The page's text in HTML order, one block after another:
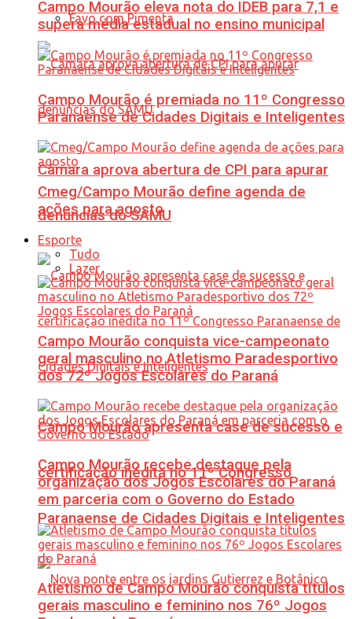
Favo com Pimenta
Câmara aprova abertura de CPI para apurar
denúncias do SAMU
Campo Mourão apresenta case de sucesso e
certificação inédita no 11º Congresso
Paranaense de Cidades Digitais e Inteligentes
Campo Mourão eleva nota do IDEB para 7,1 e
supera média estadual no ensino municipal
Campo Mourão é premiada no 11º Congresso
Paranaense de Cidades Digitais e Inteligentes
Cmeg/Campo Mourão define agenda de
ações para agosto
Esporte
Tudo
Lazer
Campo Mourão conquista vice-campeonato
geral masculino no Atletismo Paradesportivo
dos 72º Jogos Escolares do Paraná
Campo Mourão recebe destaque pela
organização dos Jogos Escolares do Paraná
em parceria com o Governo do Estado
Atletismo de Campo Mourão conquista títulos
gerais masculino e feminino nos 76º Jogos